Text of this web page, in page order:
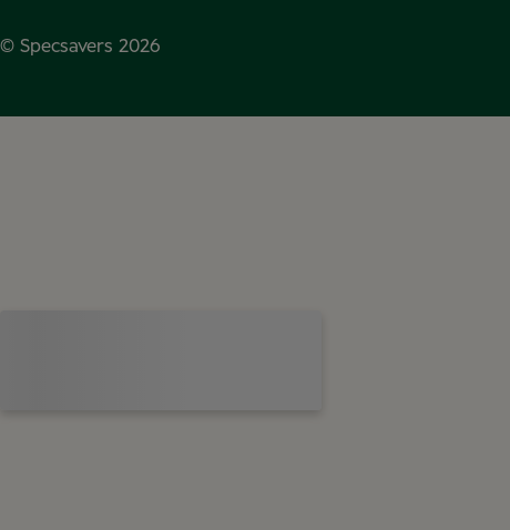
© Specsavers 2026